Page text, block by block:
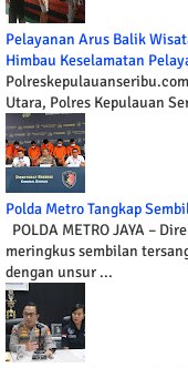
Pelayanan Arus Balik
Himbau Keselamatan
Utara, Polres Kepulauan
Polda Metro Tangkap
POLDA METRO JAYA –
meringkus sembilan
dengan unsur ...